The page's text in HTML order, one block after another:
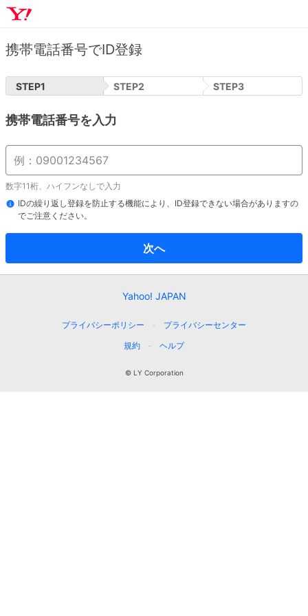
携帯電話番号でID登録
STEP1 STEP2 STEP3
携帯電話番号を入力
数字11桁、ハイフンなしで入力
IDの繰り返し登録を防止する機能により、ID登録できない場合がありますの
でご注意ください。
次へ
Yahoo! JAPAN
プライバシーポリシー
プライバシーセンター
規約
ヘルプ
© LY Corporation